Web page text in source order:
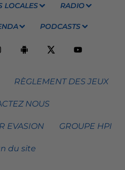
LOCALES RADIO
PODCASTS
RÈGLEMENT DES JEUX
NOUS
EVASION GROUPE HPI
du site